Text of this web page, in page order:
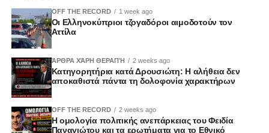
OFF THE RECORD 1 week ago
Οι Ελληνοκύπριοι τζογαδόροι αιμοδοτούν τον
Αττίλα
ΆΡΘΡΑ ΧΆΡΗ ΘΕΡΑΠΉ 2 weeks ago
Κατηγορητήρια κατά Δρουσιώτη: Η αλήθεια δεν
αποκαθιστά πάντα τη δολοφονία χαρακτήρων
OFF THE RECORD 2 weeks ago
Η ομολογία πολιτικής ανεπάρκειας του Φειδία
Παναγιώτου και τα ερωτήματα για το Εθνικό